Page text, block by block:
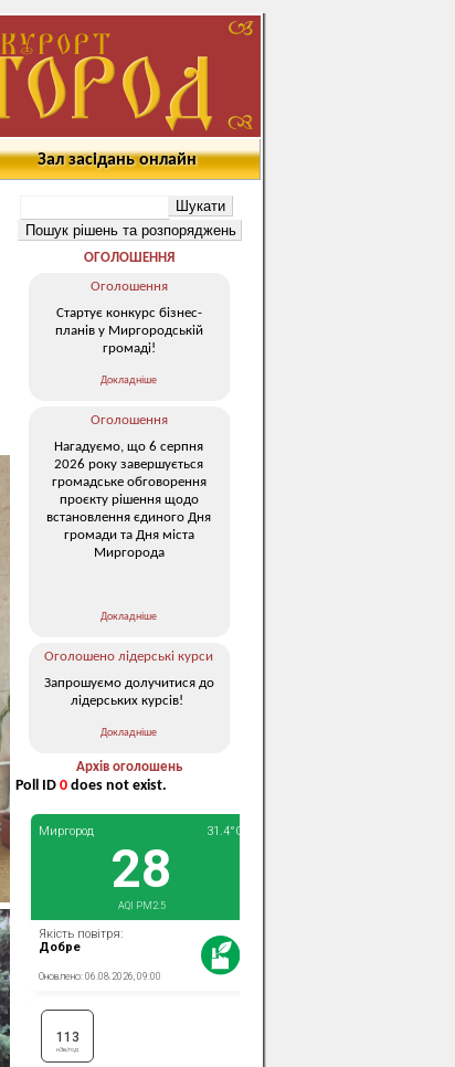
Зал засідань онлайн
ОГОЛОШЕННЯ
Оголошення
Стартує конкурс бізнес-
планів у Миргородській
громаді!
Докладніше
Оголошення
Нагадуємо, що 6 серпня
2026 року завершується
громадське обговорення
проєкту рішення щодо
встановлення єдиного Дня
громади та Дня міста
Миргорода
Докладніше
Оголошено лідерські курси
Запрошуємо долучитися до
лідерських курсів!
Докладніше
Архів оголошень
Poll ID 0 does not exist.